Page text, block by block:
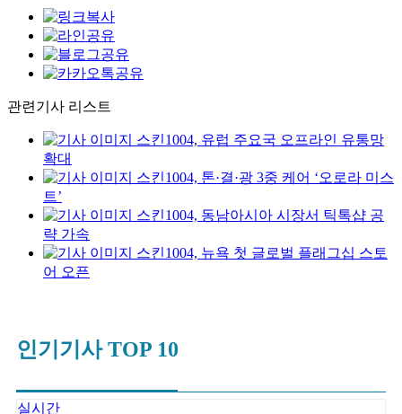
관련기사 리스트
스킨1004, 유럽 주요국 오프라인 유통망
확대
스킨1004, 톤·결·광 3중 케어 ‘오로라 미스
트’
스킨1004, 동남아시아 시장서 틱톡샵 공
략 가속
스킨1004, 뉴욕 첫 글로벌 플래그십 스토
어 오픈
인기기사 TOP 10
실시간